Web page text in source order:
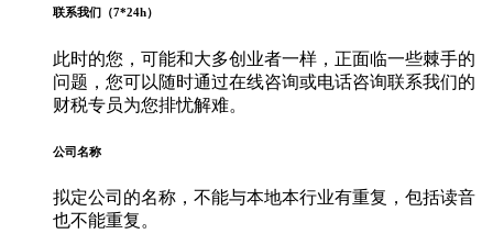
联系我们（7*24h）
此时的您，可能和大多创业者一样，正面临一些棘手的
问题，您可以随时通过在线咨询或电话咨询联系我们的
财税专员为您排忧解难。
公司名称
拟定公司的名称，不能与本地本行业有重复，包括读音
也不能重复。